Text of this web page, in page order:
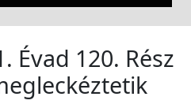
Évad 120. Rész